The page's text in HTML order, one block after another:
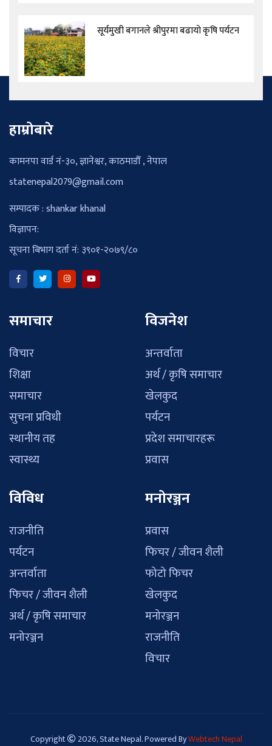
सूर्यमुखी बगानले श्रीपुरमा बढायो कृषि पर्यटन
हाम्रोबारे
कामनपा वार्ड नं-३०, ज्ञानेश्वर, काठमाडौँ , नेपाल
statenepal2079@gmail.com
सम्पादक : shankar khanal
विज्ञापन:
सूचना बिभाग दर्ता नं: ३९०१-२०७९/८०
समाचार
विचार
शिक्षा
समाचार
सुचना प्रविधी
स्थानीय तह
स्वास्थ्य
विजनेश
अन्तर्वाता
अर्थ / कृषि समाचार
खेलकुद
पर्यटन
प्रदेश समाचारहरू
प्रवास
विविध
राजनीति
पर्यटन
अन्तर्वाता
फिचर / जीवन शैली
अर्थ / कृषि समाचार
मनोरञ्जन
मनोरञ्जन
प्रवास
फिचर / जीवन शैली
फोटो फिचर
खेलकुद
मनोरञ्जन
राजनीति
विचार
Copyright 2026, State Nepal. Powered ByWebtech Nepal